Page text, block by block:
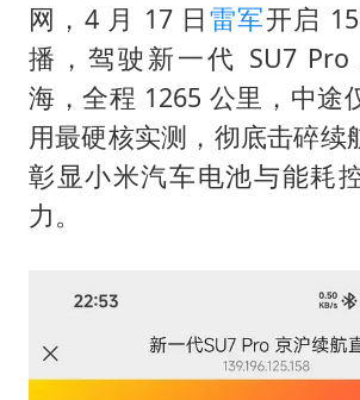
王艺迪无缘
上海大部迎
《龙餐馆》
白海豚5次眼
网，4 月 17 日 雷军开启
播，驾驶新一代 SU7
海，全程 1265 公里，中途
用最硬核实测，彻底击碎续
彰显小米汽车电池与能耗
力。